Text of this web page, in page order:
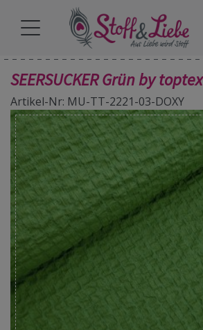
SEERSUCKER Grün by toptex
Artikel-Nr: MU-TT-2221-03-DOXY